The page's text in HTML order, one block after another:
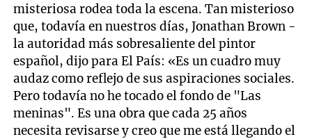
misteriosa rodea toda la escena. Tan misterioso
que, todavía en nuestros días, Jonathan Brown -
la autoridad más sobresaliente del pintor
español, dijo para El País: «Es un cuadro muy
audaz como reflejo de sus aspiraciones sociales.
Pero todavía no he tocado el fondo de "Las
meninas". Es una obra que cada 25 años
necesita revisarse y creo que me está llegando el